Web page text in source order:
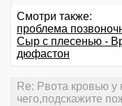
Смотри также:
проблема
Сыр с плесенью -
дюфастон
Re: Рвота кровью у
чего,подскажите